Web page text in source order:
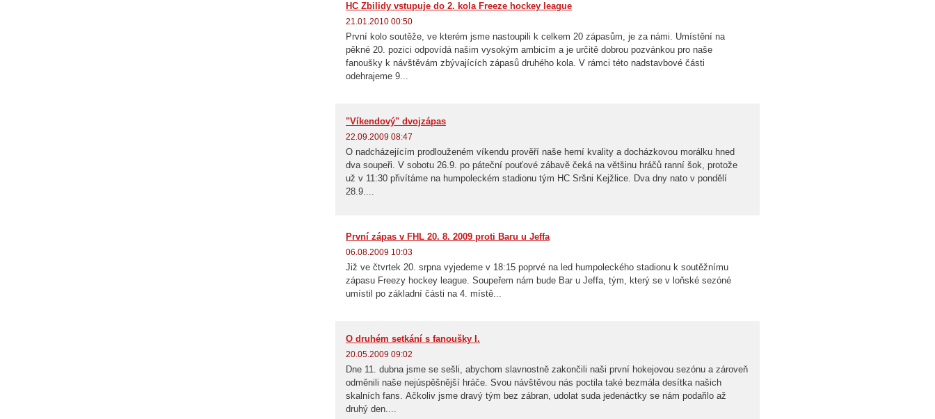
HC Zbilidy vstupuje do 2. kola Freeze hockey league
21.01.2010 00:50
První kolo soutěže, ve kterém jsme nastoupili k celkem 20 zápasům, je za námi. Umístění na
pěkné 20. pozici odpovídá našim vysokým ambicím a je určitě dobrou pozvánkou pro naše
fanoušky k návštěvám zbývajících zápasů druhého kola. V rámci této nadstavbové části
odehrajeme 9...
"Víkendový" dvojzápas
22.09.2009 08:47
O nadcházejícím prodlouženém víkendu prověří naše herní kvality a docházkovou morálku hned
dva soupeři. V sobotu 26.9. po páteční pouťové zábavě čeká na většinu hráčů ranní šok, protože
už v 11:30 přivítáme na humpoleckém stadionu tým HC Sršni Kejžlice. Dva dny nato v pondělí
28.9....
První zápas v FHL 20. 8. 2009 proti Baru u Jeffa
06.08.2009 10:03
Již ve čtvrtek 20. srpna vyjedeme v 18:15 poprvé na led humpoleckého stadionu k soutěžnímu
zápasu Freezy hockey league. Soupeřem nám bude Bar u Jeffa, tým, který se v loňské sezóné
umístil po základní části na 4. místě...
O druhém setkání s fanoušky I.
20.05.2009 09:02
Dne 11. dubna jsme se sešli, abychom slavnostně zakončili naši první hokejovou sezónu a zároveň
odměnili naše nejúspěšnější hráče. Svou návštěvou nás poctila také bezmála desítka našich
skalních fans. Ačkoliv jsme dravý tým bez zábran, udolat suda jedenáctky se nám podařilo až
druhý den....